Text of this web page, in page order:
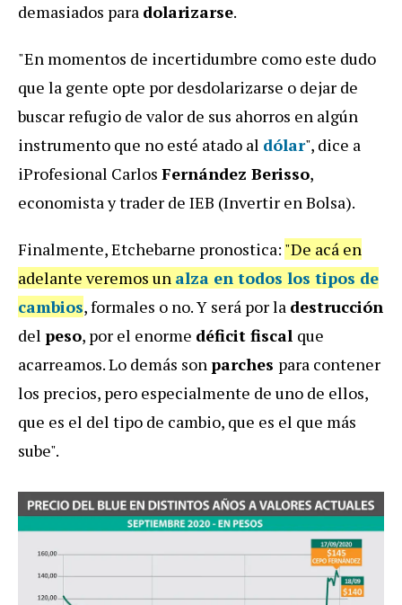
demasiados para dolarizarse.
"En momentos de incertidumbre como este dudo
que la gente opte por desdolarizarse o dejar de
buscar refugio de valor de sus ahorros en algún
instrumento que no esté atado al dólar", dice a
iProfesional Carlos Fernández Berisso,
economista y trader de IEB (Invertir en Bolsa).
Finalmente, Etchebarne pronostica: "De acá en
adelante veremos un alza en todos los tipos de
cambios, formales o no. Y será por la destrucción
del peso, por el enorme déficit fiscal que
acarreamos. Lo demás sonparches para contener
los precios, pero especialmente de uno de ellos,
que es el del tipo de cambio, que es el que más
sube".